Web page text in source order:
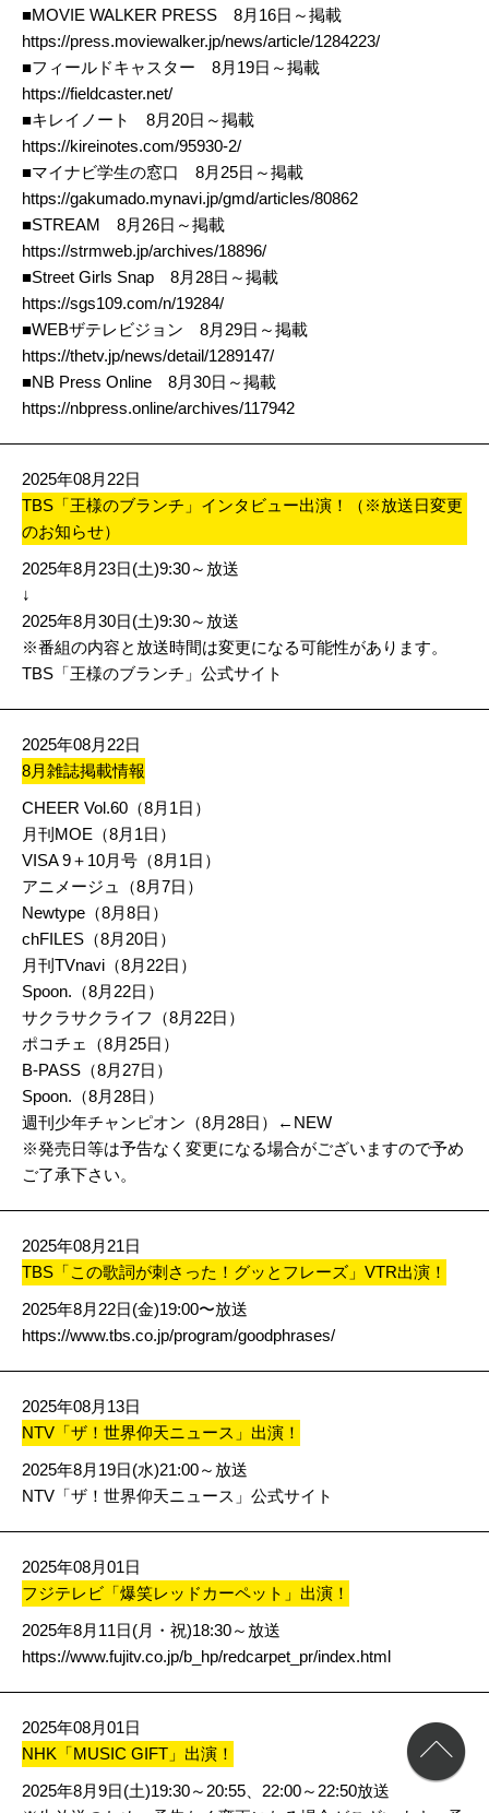
■MOVIE WALKER PRESS 8月16日～掲載
https://press.moviewalker.jp/news/article/1284223/
■フィールドキャスター 8月19日～掲載
https://fieldcaster.net/
■キレイノート 8月20日～掲載
https://kireinotes.com/95930-2/
■マイナビ学生の窓口 8月25日～掲載
https://gakumado.mynavi.jp/gmd/articles/80862
■STREAM 8月26日～掲載
https://strmweb.jp/archives/18896/
■Street Girls Snap 8月28日～掲載
https://sgs109.com/n/19284/
■WEBザテレビジョン 8月29日～掲載
https://thetv.jp/news/detail/1289147/
■NB Press Online 8月30日～掲載
https://nbpress.online/archives/117942
2025年08月22日
TBS「王様のブランチ」インタビュー出演！（※放送日変更
のお知らせ）
2025年8月23日(土)9:30～放送
↓
2025年8月30日(土)9:30～放送
※番組の内容と放送時間は変更になる可能性があります。
TBS「王様のブランチ」公式サイト
2025年08月22日
8月雑誌掲載情報
CHEER Vol.60（8月1日）
月刊MOE（8月1日）
VISA 9＋10月号（8月1日）
アニメージュ（8月7日）
Newtype（8月8日）
chFILES（8月20日）
月刊TVnavi（8月22日）
Spoon.（8月22日）
サクラサクライフ（8月22日）
ポコチェ（8月25日）
B-PASS（8月27日）
Spoon.（8月28日）
週刊少年チャンピオン（8月28日）←NEW
※発売日等は予告なく変更になる場合がございますので予め
ご了承下さい。
2025年08月21日
TBS「この歌詞が刺さった！グッとフレーズ」VTR出演！
2025年8月22日(金)19:00〜放送
https://www.tbs.co.jp/program/goodphrases/
2025年08月13日
NTV「ザ！世界仰天ニュース」出演！
2025年8月19日(水)21:00～放送
NTV「ザ！世界仰天ニュース」公式サイト
2025年08月01日
フジテレビ「爆笑レッドカーペット」出演！
2025年8月11日(月・祝)18:30～放送
https://www.fujitv.co.jp/b_hp/redcarpet_pr/index.html
2025年08月01日
NHK「MUSIC GIFT」出演！
2025年8月9日(土)19:30～20:55、22:00～22:50放送